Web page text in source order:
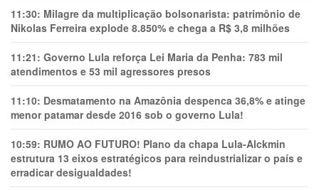
11:30: Milagre da multiplicação bolsonarista: patrimônio de
Nikolas Ferreira explode 8.850% e chega a R$ 3,8 milhões
11:21: Governo Lula reforça Lei Maria da Penha: 783 mil
atendimentos e 53 mil agressores presos
11:10: Desmatamento na Amazônia despenca 36,8% e atinge
menor patamar desde 2016 sob o governo Lula!
10:59: RUMO AO FUTURO! Plano da chapa Lula-Alckmin
estrutura 13 eixos estratégicos para reindustrializar o país e
erradicar desigualdades!